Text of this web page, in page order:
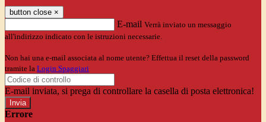
button close ×
E-mail Verrà inviato un messaggio
all'indirizzo indicato con le istruzioni necessarie.
Non hai una e-mail associata al nome utente? Effettua il reset della password
tramite la Login Spaggiari
E-mail inviata, si prega di controllare la casella di posta elettronica!
Errore